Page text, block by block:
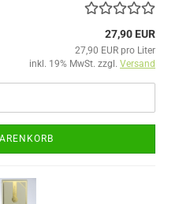
27,90 EUR
27,90 EUR pro Liter
inkl. 19% MwSt. zzgl. Versand